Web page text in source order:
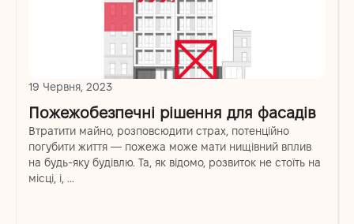
19 Червня, 2023
Пожежобезпечні рішення для фасадів
Втратити майно, розповсюдити страх, потенційно
погубити життя — пожежа може мати нищівний вплив
на будь-яку будівлю. Та, як відомо, розвиток не стоїть на
місці, і, ...